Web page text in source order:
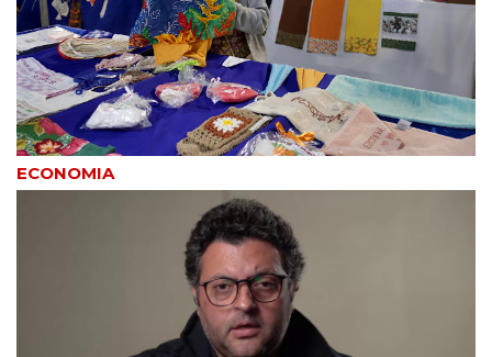
ECONOMIA